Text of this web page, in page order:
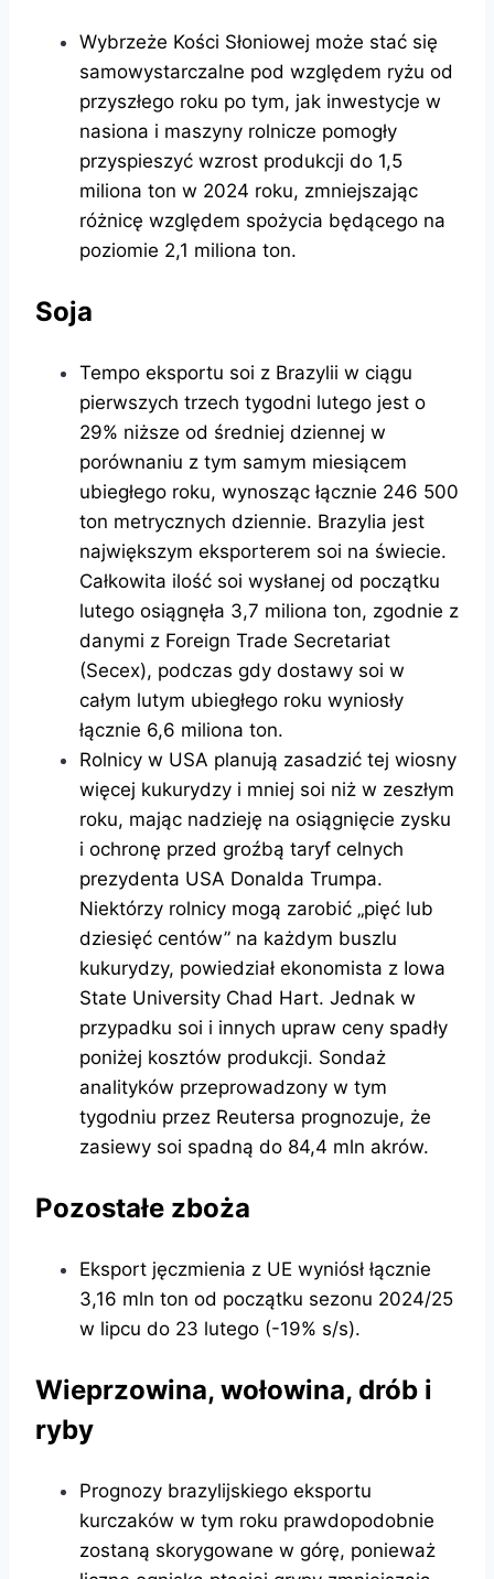
Wybrzeże Kości Słoniowej może stać się
samowystarczalne pod względem ryżu od
przyszłego roku po tym, jak inwestycje w
nasiona i maszyny rolnicze pomogły
przyspieszyć wzrost produkcji do 1,5
miliona ton w 2024 roku, zmniejszając
różnicę względem spożycia będącego na
poziomie 2,1 miliona ton.
Soja
Tempo eksportu soi z Brazylii w ciągu
pierwszych trzech tygodni lutego jest o
29% niższe od średniej dziennej w
porównaniu z tym samym miesiącem
ubiegłego roku, wynosząc łącznie 246 500
ton metrycznych dziennie. Brazylia jest
największym eksporterem soi na świecie.
Całkowita ilość soi wysłanej od początku
lutego osiągnęła 3,7 miliona ton, zgodnie z
danymi z Foreign Trade Secretariat
(Secex), podczas gdy dostawy soi w
całym lutym ubiegłego roku wyniosły
łącznie 6,6 miliona ton.
Rolnicy w USA planują zasadzić tej wiosny
więcej kukurydzy i mniej soi niż w zeszłym
roku, mając nadzieję na osiągnięcie zysku
i ochronę przed groźbą taryf celnych
prezydenta USA Donalda Trumpa.
Niektórzy rolnicy mogą zarobić „pięć lub
dziesięć centów” na każdym buszlu
kukurydzy, powiedział ekonomista z Iowa
State University Chad Hart. Jednak w
przypadku soi i innych upraw ceny spadły
poniżej kosztów produkcji. Sondaż
analityków przeprowadzony w tym
tygodniu przez Reutersa prognozuje, że
zasiewy soi spadną do 84,4 mln akrów.
Pozostałe zboża
Eksport jęczmienia z UE wyniósł łącznie
3,16 mln ton od początku sezonu 2024/25
w lipcu do 23 lutego (-19% s/s).
Wieprzowina, wołowina, drób i
ryby
Prognozy brazylijskiego eksportu
kurczaków w tym roku prawdopodobnie
zostaną skorygowane w górę, ponieważ